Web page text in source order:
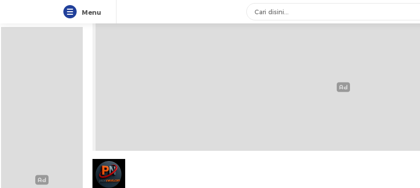
Menu